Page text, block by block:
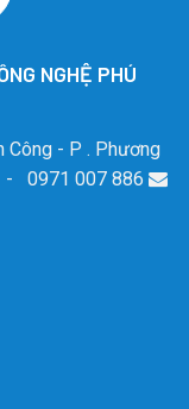
NGHỆ PHÚ
- P . Phương
0971 007 886